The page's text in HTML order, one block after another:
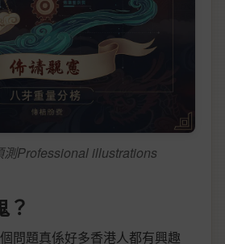
Professional illustrations
？
問題真係好多香港人都有興趣